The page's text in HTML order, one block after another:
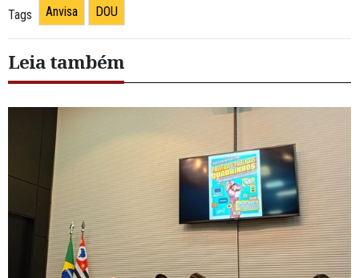
Tags Anvisa DOU
Leia também